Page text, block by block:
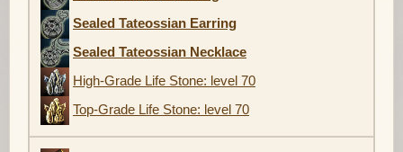
Sealed Tateossian Earring
Sealed Tateossian Necklace
High-Grade Life Stone: level 70
Top-Grade Life Stone: level 70